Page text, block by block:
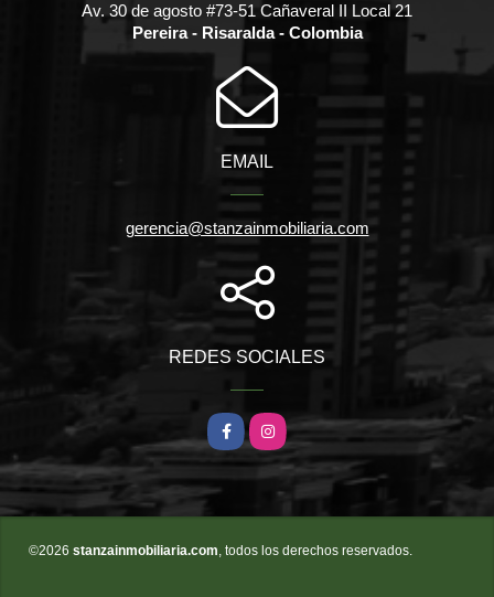
Av. 30 de agosto #73-51 Cañaveral II Local 21
Pereira - Risaralda - Colombia
EMAIL
gerencia@stanzainmobiliaria.com
REDES SOCIALES
FacebookInstagram
©2026 stanzainmobiliaria.com, todos los derechos reservados.